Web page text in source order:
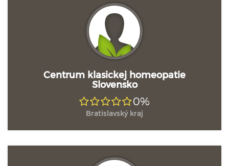
Centrum klasickej homeopatie
Slovensko
0%
Bratislavský kraj